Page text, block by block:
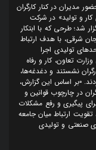
مدیران در کنار کارگران
و تولید» در شرکت
شد؛ طرحی که با ابتکار
شرقی، با هدف ارتباط
تولیدی اجرا
تعاون، کار و رفاه
نشستند و دغدغه‌ها،
▫️بر اساس این گزارش،
در چارچوب قوانین و
پیگیری و رفع مشکلات
ارتباط میان جامعه
صنعتی و تولیدی